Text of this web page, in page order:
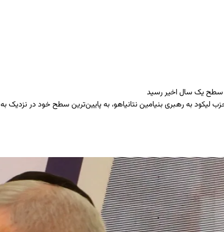
سطح یک سال اخیر رسید
به رهبری بنیامین نتانیاهو، به پایین‌ترین سطح خود در